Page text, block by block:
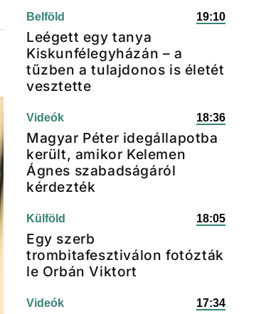
Belföld 19:10
Leégett egy tanya
Kiskunfélegyházán – a
tűzben a tulajdonos is életét
vesztette
Videók 18:36
Magyar Péter idegállapotba
került, amikor Kelemen
Ágnes szabadságáról
kérdezték
Külföld 18:05
Egy szerb
trombitafesztiválon fotózták
le Orbán Viktort
Videók 17:34